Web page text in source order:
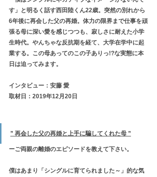
す」と明るく話す西田陸くん22歳。突然の別れから
6年後に再会した父の再婚。体力の限界まで仕事を頑
張る母に深い愛を感じつつも、寂しさに耐えた小学
生時代。やんちゃな反抗期を経て、大学在学中に起
業する。この母あってのこの子ありっ!?な実態に本
日は迫ってみます。
インタビュー：安藤 愛
取材日：2019年12月20日
” 再会した父の再婚と上手に騙してくれた母 ”
ーご両親の離婚のエピソードを教えて下さい。
僕はあまり「シングルに育てられました～」的な気